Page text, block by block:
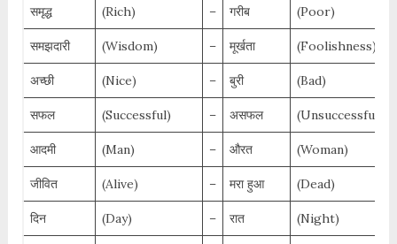
समृद्ध (Rich) – गरीब (Poor)
समझदारी (Wisdom) – मूर्खता (Foolishness)
अच्छी (Nice) – बुरी (Bad)
सफल (Successful) – असफल (Unsuccessful)
आदमी (Man) – औरत (Woman)
जीवित (Alive) – मरा हुआ (Dead)
दिन (Day) – रात (Night)